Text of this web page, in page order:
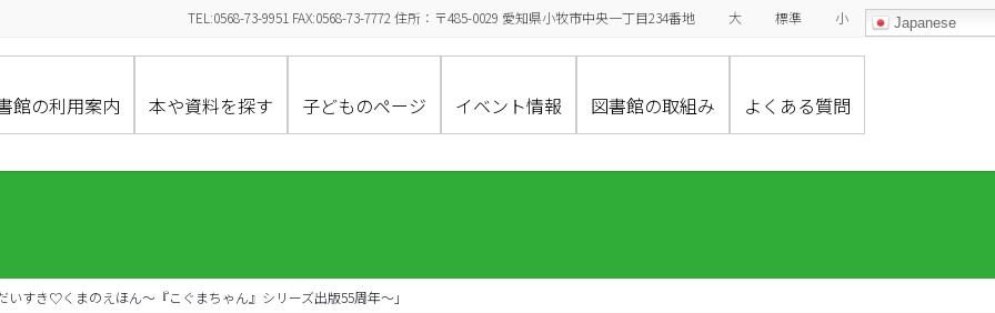
TEL:0568-73-9951 FAX:0568-73-7772 住所：〒485-0029 愛知県小牧市中央一丁目234番地 大 標準 小 Japanese
館の利用案内 本や資料を探す 子どものページ イベント情報 図書館の取組み よくある質問
すき♡くまのえほん～『こぐまちゃん』シリーズ出版55周年～」